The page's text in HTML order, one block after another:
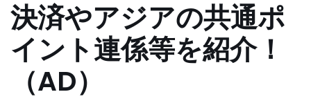
決済やアジアの共通ポ
イント連係等を紹介！
（AD）